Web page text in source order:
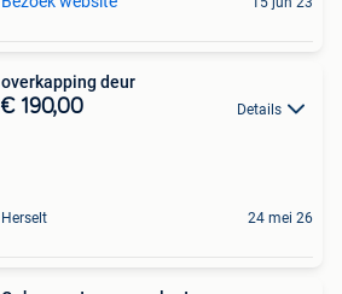
overkapping deur
€ 190,00 Details
Herselt 24 mei 26